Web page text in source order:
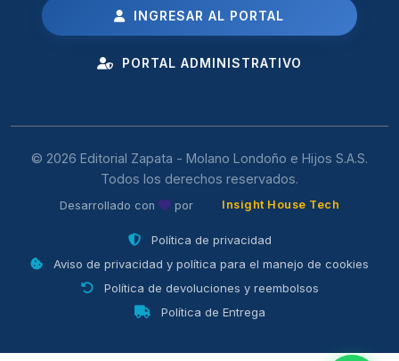
INGRESAR AL PORTAL
PORTAL ADMINISTRATIVO
© 2026 Editorial Zapata - Molano Londoño e Hijos S.A.S.
Todos los derechos reservados.
Desarrollado con por Insight House Tech
Política de privacidad
Aviso de privacidad y política para el manejo de cookies
Política de devoluciones y reembolsos
Política de Entrega